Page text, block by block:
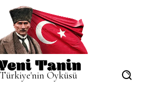
Türkiye'nin Öyküsü